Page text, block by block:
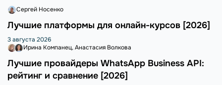
Сергей Носенко
Лучшие платформы для онлайн-курсов [2026]
3 августа 2026
Ирина Компанец Анастасия Волкова
Лучшие провайдеры WhatsApp Business API:
рейтинг и сравнение [2026]